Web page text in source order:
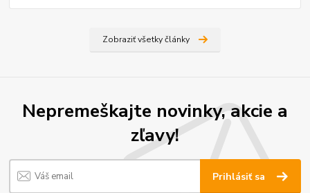
Zobraziť všetky články
Nepremeškajte novinky, akcie a
zľavy!
Prihlásiť sa